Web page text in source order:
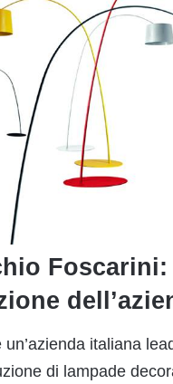
Foscarini:
un’azienda italiana
di lampade